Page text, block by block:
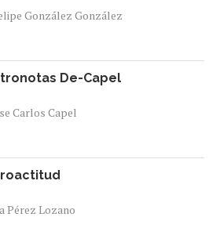
González González
De-Capel
Carlos Capel
Pérez Lozano